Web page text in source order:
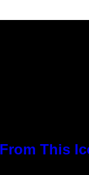
This